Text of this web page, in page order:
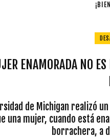
ENAMORADA NO
de Michigan realizó
una mujer, cuando está
borrachera, a